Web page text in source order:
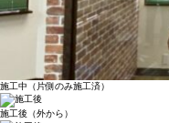
施工中（片側のみ施工済）
施工後（外から）